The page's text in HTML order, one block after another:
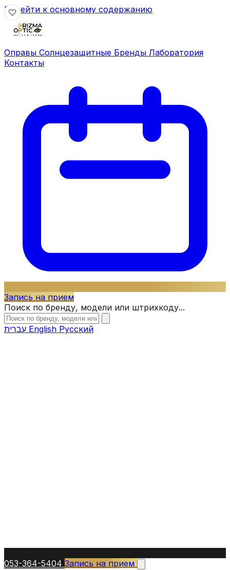
Перейти к основному содержанию
Оправы Солнцезащитные Бренды Лаборатория
Контакты
Запись на прием
Поиск по бренду, модели или штрихкоду...
English Русский
053-364-5404 Запись на прием